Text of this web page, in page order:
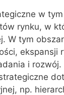
w
rynku, w
W tym
ekspansji
i rozwój.
np.